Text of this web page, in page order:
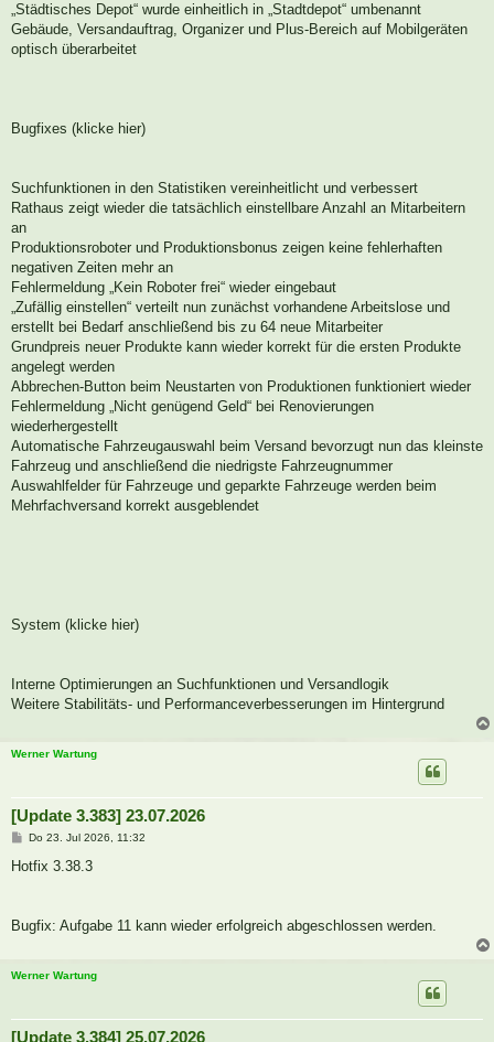
„Städtisches Depot“ wurde einheitlich in „Stadtdepot“ umbenannt
Gebäude, Versandauftrag, Organizer und Plus-Bereich auf Mobilgeräten
optisch überarbeitet
Bugfixes (klicke hier)
Suchfunktionen in den Statistiken vereinheitlicht und verbessert
Rathaus zeigt wieder die tatsächlich einstellbare Anzahl an Mitarbeitern
an
Produktionsroboter und Produktionsbonus zeigen keine fehlerhaften
negativen Zeiten mehr an
Fehlermeldung „Kein Roboter frei“ wieder eingebaut
„Zufällig einstellen“ verteilt nun zunächst vorhandene Arbeitslose und
erstellt bei Bedarf anschließend bis zu 64 neue Mitarbeiter
Grundpreis neuer Produkte kann wieder korrekt für die ersten Produkte
angelegt werden
Abbrechen-Button beim Neustarten von Produktionen funktioniert wieder
Fehlermeldung „Nicht genügend Geld“ bei Renovierungen
wiederhergestellt
Automatische Fahrzeugauswahl beim Versand bevorzugt nun das kleinste
Fahrzeug und anschließend die niedrigste Fahrzeugnummer
Auswahlfelder für Fahrzeuge und geparkte Fahrzeuge werden beim
Mehrfachversand korrekt ausgeblendet
System (klicke hier)
Interne Optimierungen an Suchfunktionen und Versandlogik
Weitere Stabilitäts- und Performanceverbesserungen im Hintergrund
Werner Wartung
[Update 3.383] 23.07.2026
B
i
Do 23. Jul 2026, 11:32
Hotfix 3.38.3
Bugfix: Aufgabe 11 kann wieder erfolgreich abgeschlossen werden.
Werner Wartung
[Update 3.384] 25.07.2026